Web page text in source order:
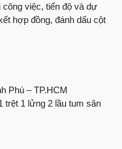
công việc, tiến độ và dự
hợp đồng, đánh dấu cột
Phú – TP.HCM
trệt 1 lửng 2 lầu tum sân